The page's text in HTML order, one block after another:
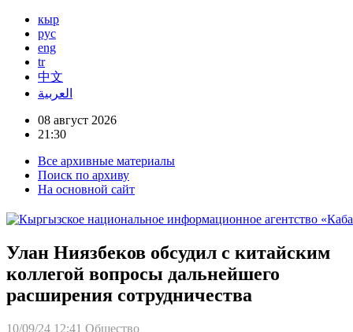
кыр
рус
eng
tr
中文
العربية
08 август 2026
21:30
Все архивные материалы
Поиск по архиву
На основной сайт
Улан Ниязбеков обсудил с китайским
коллегой вопросы дальнейшего
расширения сотрудничества
10/09/24 12:41 Общество